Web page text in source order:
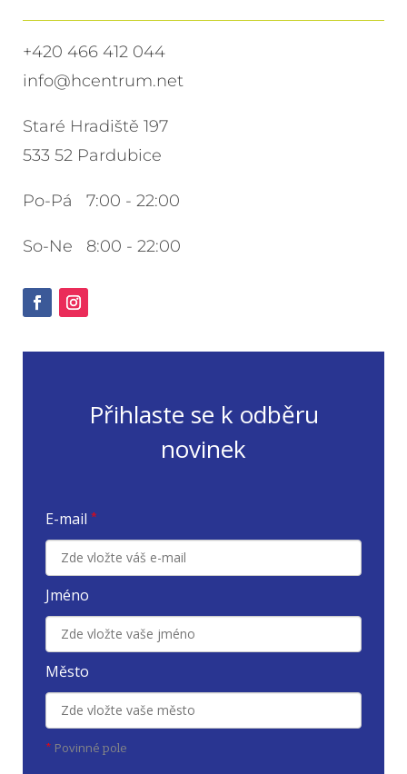
+420 466 412 044
info@hcentrum.net
Staré Hradiště 197
533 52 Pardubice
Po-Pá 7:00 - 22:00
So-Ne 8:00 - 22:00
Přihlaste se k odběru
novinek
E-mail *
Jméno
Město
* Povinné pole